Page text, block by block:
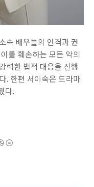
속 배우들의 인격과 권
를 훼손하는 모든 악의
력한 법적 대응을 진행
. 한편 서이숙은 드라마
다.